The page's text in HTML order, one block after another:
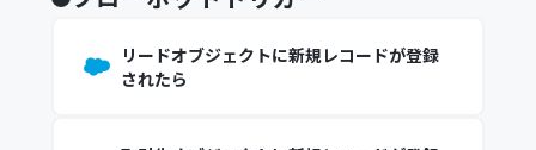
リードオブジェクトに新規レコードが登録
されたら